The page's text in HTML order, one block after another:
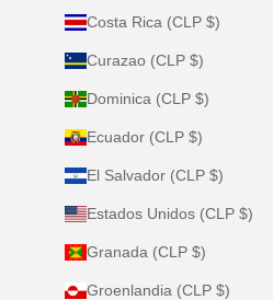
Costa Rica (CLP $)
Curazao (CLP $)
Dominica (CLP $)
Ecuador (CLP $)
El Salvador (CLP $)
Estados Unidos (CLP $)
Granada (CLP $)
Groenlandia (CLP $)